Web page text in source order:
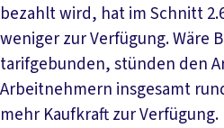
bezahlt wird, hat im Schnitt
weniger zur Verfügung. Wäre
tarifgebunden, stünden den
Arbeitnehmern insgesamt
mehr Kaufkraft zur Verfügung.